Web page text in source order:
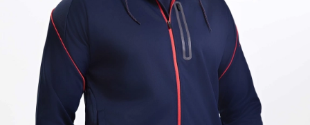
Нижегородская область (1)
Новосибирская область (3)
Омская область (5)
Республика Башкортостан (3)
Республика Крым (1)
Республика Татарстан (2)